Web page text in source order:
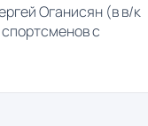
Оганисян (в в/к
с